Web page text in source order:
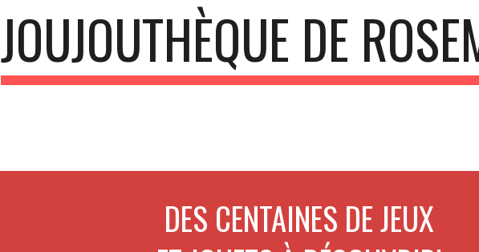
JOUJOUTHÈQUE DE
DES CENTAINES DE JEUX